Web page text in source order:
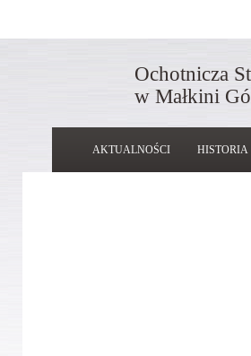
Ochotnicza
w Małkini
AKTUALNOŚCI HISTORIA